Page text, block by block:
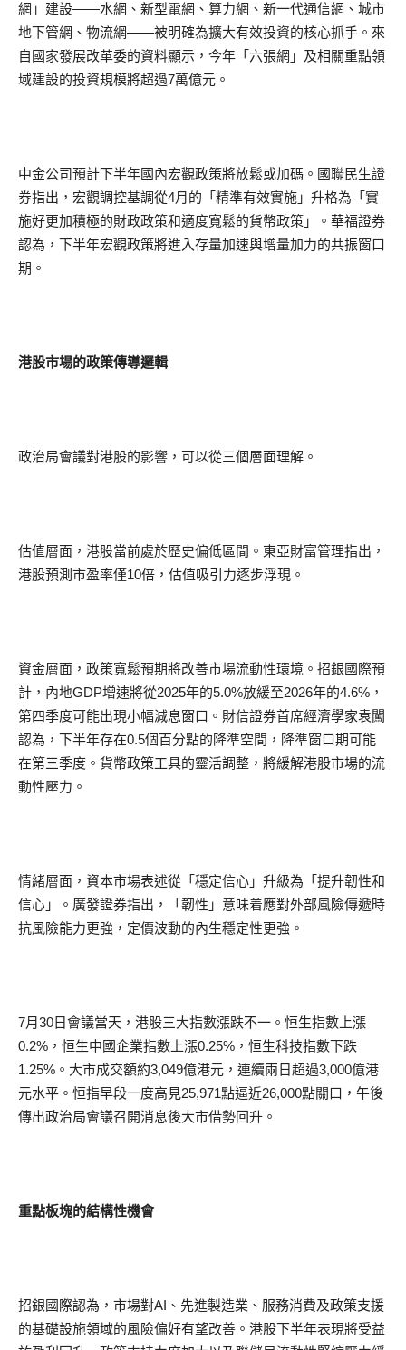
網」建設——水網、新型電網、算力網、新一代通信網、城市
地下管網、物流網——被明確為擴大有效投資的核心抓手。來
自國家發展改革委的資料顯示，今年「六張網」及相關重點領
域建設的投資規模將超過7萬億元。
中金公司預計下半年國內宏觀政策將放鬆或加碼。國聯民生證
券指出，宏觀調控基調從4月的「精準有效實施」升格為「實
施好更加積極的財政政策和適度寬鬆的貨幣政策」。華福證券
認為，下半年宏觀政策將進入存量加速與增量加力的共振窗口
期。
港股市場的政策傳導邏輯
政治局會議對港股的影響，可以從三個層面理解。
估值層面，港股當前處於歷史偏低區間。東亞財富管理指出，
港股預測市盈率僅10倍，估值吸引力逐步浮現。
資金層面，政策寬鬆預期將改善市場流動性環境。招銀國際預
計，內地GDP增速將從2025年的5.0%放緩至2026年的4.6%，
第四季度可能出現小幅減息窗口。財信證券首席經濟學家袁闖
認為，下半年存在0.5個百分點的降準空間，降準窗口期可能
在第三季度。貨幣政策工具的靈活調整，將緩解港股市場的流
動性壓力。
情緒層面，資本市場表述從「穩定信心」升級為「提升韌性和
信心」。廣發證券指出，「韌性」意味着應對外部風險傳遞時
抗風險能力更強，定價波動的內生穩定性更強。
7月30日會議當天，港股三大指數漲跌不一。恒生指數上漲
0.2%，恒生中國企業指數上漲0.25%，恒生科技指數下跌
1.25%。大市成交額約3,049億港元，連續兩日超過3,000億港
元水平。恒指早段一度高見25,971點逼近26,000點關口，午後
傳出政治局會議召開消息後大市借勢回升。
重點板塊的結構性機會
招銀國際認為，市場對AI、先進製造業、服務消費及政策支援
的基礎設施領域的風險偏好有望改善。港股下半年表現將受益